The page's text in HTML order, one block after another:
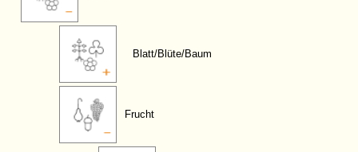
Blatt/Blüte/Baum
Frucht